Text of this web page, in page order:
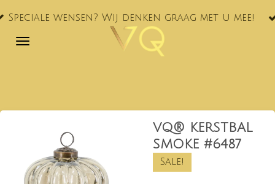
Ga
naar
Wij denken graag met u mee!
VQ® KERSTBAL
SMOKE #6487
Sale!